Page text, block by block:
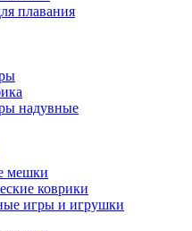
плавания
надувные
мешки
коврики
игры и игрушки